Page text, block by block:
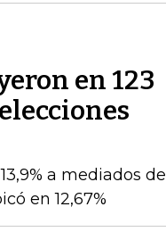
en 123
a mediados de
en 12,67%